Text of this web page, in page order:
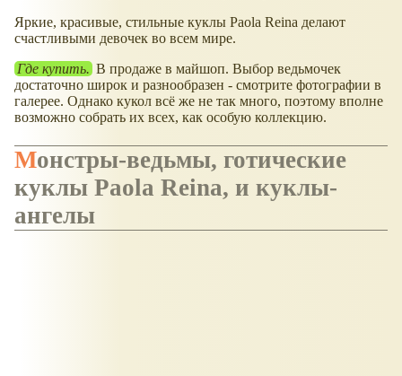
Яркие, красивые, стильные куклы Paola Reina делают
счастливыми девочек во всем мире.
Где купить. В продаже в майшоп. Выбор ведьмочек
достаточно широк и разнообразен - смотрите фотографии в
галерее. Однако кукол всё же не так много, поэтому вполне
возможно собрать их всех, как особую коллекцию.
Монстры-ведьмы, готические
куклы Paola Reina, и куклы-
ангелы